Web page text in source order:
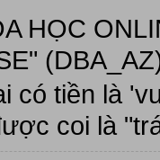
HỌC
có tiền là
coi là